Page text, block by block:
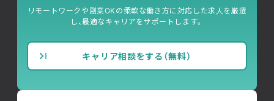
リモートワークや副業OKの柔軟な働き方に対応した求人を厳選
し、最適なキャリアをサポートします。
キャリア相談をする（無料）